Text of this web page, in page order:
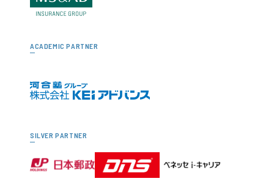
ACADEMIC PARTNER
SILVER PARTNER